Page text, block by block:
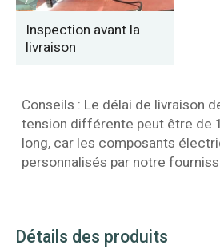
Inspection avant la
livraison
Conseils : Le délai de livraison
tension différente peut être de
long, car les composants
personnalisés par notre
Détails des produits